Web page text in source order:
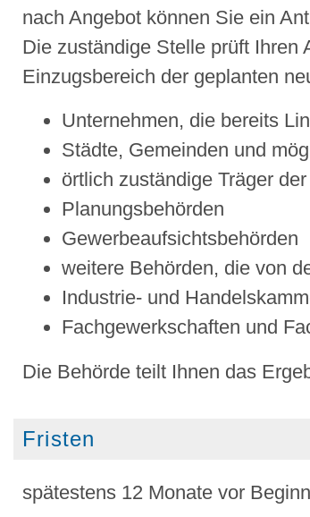
nach Angebot können Sie ein
Die zuständige Stelle prüft Ihren
Einzugsbereich der geplanten
Unternehmen, die bereits
Städte, Gemeinden und
örtlich zuständige Träger
Planungsbehörden
Gewerbeaufsichtsbehörden
weitere Behörden, die von
Industrie- und
Fachgewerkschaften und
Die Behörde teilt Ihnen das
Fristen
spätestens 12 Monate vor